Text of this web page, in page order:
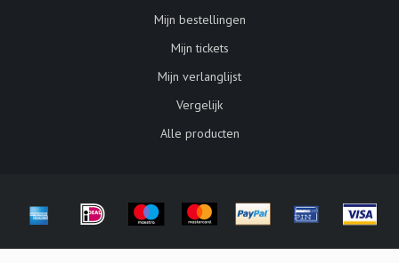
Mijn bestellingen
Mijn tickets
Mijn verlanglijst
Vergelijk
Alle producten